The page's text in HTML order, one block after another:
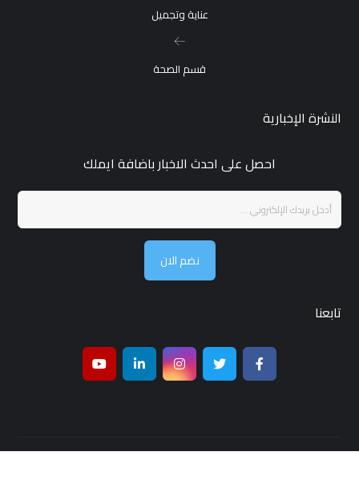
عناية وتجميل
قسم الصحة
النشرة الإخبارية
احصل على احدث الاخبار باضافة ايملك
نضم الان
تابعنا